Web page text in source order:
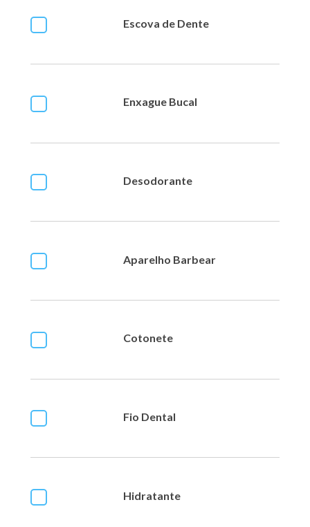
Escova de Dente
Enxague Bucal
Desodorante
Aparelho Barbear
Cotonete
Fio Dental
Hidratante